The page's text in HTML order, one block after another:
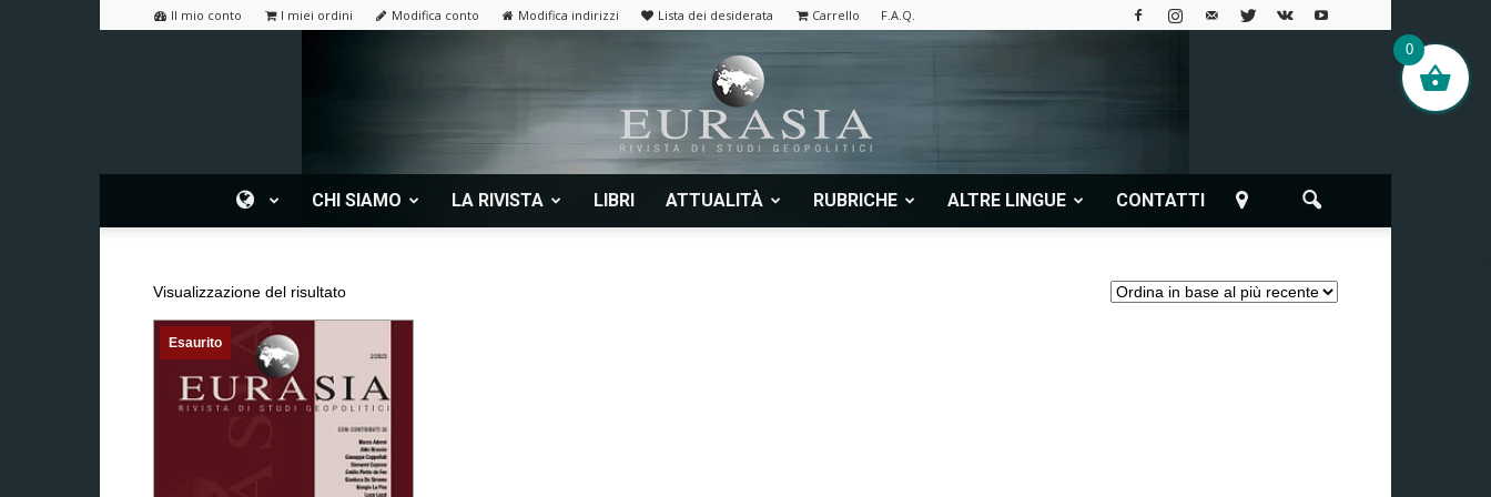
Il mio conto I miei ordini Modifica conto Modifica indirizzi Lista dei desiderata Carrello F.A.Q.
CHI SIAMO LA RIVISTA LIBRI ATTUALITÀ RUBRICHE ALTRE LINGUE CONTATTI
Visualizzazione del risultato
Esaurito
0